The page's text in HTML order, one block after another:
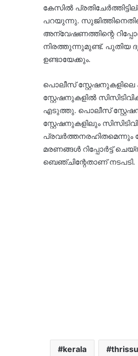
കേസിൽ
പറയുന്നു.
അന്വേഷണത്തിന്റെ
നിരത്തുന്നുമുണ്ട്. പുതിയ
ഉണ്ടായേക്കും.
പൊലീസ് സ്റ്റേഷനുകളിലെ
സ്റ്റേഷനുകളിൽ
എടുത്തു. പൊലീസ്
സ്റ്റേഷനുകളിലും
പ്രവർത്തനരഹിതമെന്നും
മരണങ്ങൾ റിപ്പോർട്ട്
ബെഞ്ചിന്റേതാണ് നടപടി.
kerala